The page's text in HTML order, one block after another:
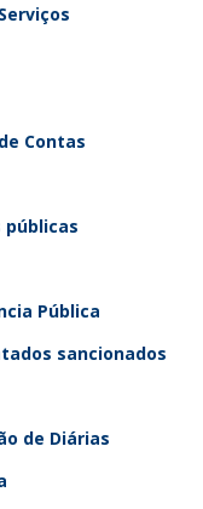
Contas
públicas
Pública
sancionados
de Diárias